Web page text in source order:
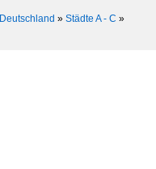
Deutschland » Städte A - C »